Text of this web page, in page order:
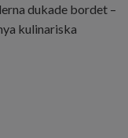
dukade bordet –
kulinariska